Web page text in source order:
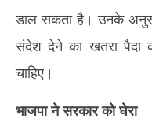
डाल सकता है। उनके
संदेश देने का खतरा पैदा
चाहिए।
भाजपा ने सरकार को घेरा